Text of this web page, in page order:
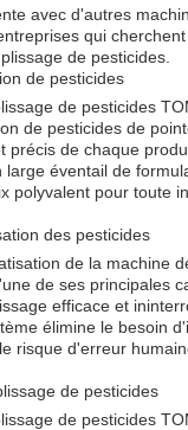
avec d'autres
qui
de pesticides.
de pesticides
de pesticides
de pesticides de
précis de chaque
éventail de
polyvalent pour toute
des pesticides
de la machine
de ses principales
efficace et
élimine le besoin
risque d'erreur
de pesticides
de pesticides